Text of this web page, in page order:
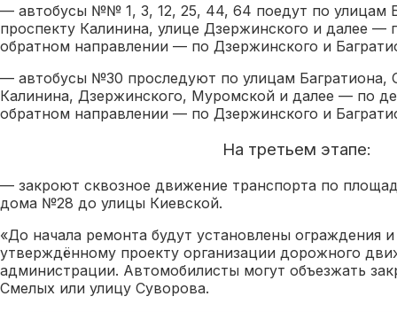
— автобусы №№ 1, 3, 12, 25, 44, 64 поедут по улицам
проспекту Калинина, улице Дзержинского и далее —
обратном направлении — по Дзержинского и
— автобусы №30 проследуют по улицам Багратиона,
Калинина, Дзержинского, Муромской и далее — по
обратном направлении — по Дзержинского и
На третьем этапе:
— закроют сквозное движение транспорта по
дома №28 до улицы Киевской.
«До начала ремонта будут установлены ограждения
утверждённому проекту организации дорожного
администрации. Автомобилисты могут объезжать
Смелых или улицу Суворова.